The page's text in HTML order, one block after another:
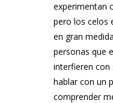
experimentan
pero los celos
en gran
personas que
interfieren con
hablar con un
comprender